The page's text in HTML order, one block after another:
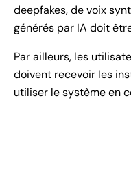
deepfakes, de voix
générés par IA doit
Par ailleurs, les
doivent recevoir les
utiliser le système en